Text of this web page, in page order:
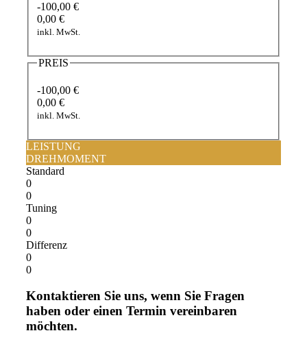
-100,00 €
0,00 €
inkl. MwSt.
PREIS
-100,00 €
0,00 €
inkl. MwSt.
LEISTUNG
DREHMOMENT
Standard
0
0
Tuning
0
0
Differenz
0
0
Kontaktieren Sie uns, wenn Sie Fragen
haben oder einen Termin vereinbaren
möchten.